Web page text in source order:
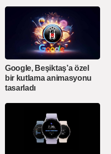
Google, Beşiktaş’a özel
bir kutlama animasyonu
tasarladı